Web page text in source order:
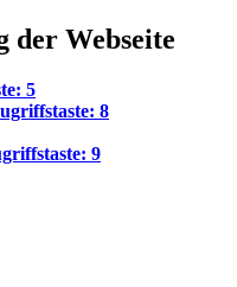
der Webseite
5
8
9